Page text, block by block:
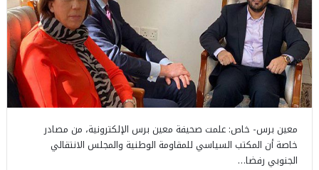
معين برس- خاص: علمت صحيفة معين برس الإلكترونية، من مصادر
خاصة أن المكتب السياسي للمقاومة الوطنية والمجلس الانتقالي
الجنوبي رفضا…